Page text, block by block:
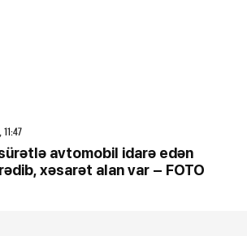
avtomobil idarə edən
xəsarət alan var – FOTO